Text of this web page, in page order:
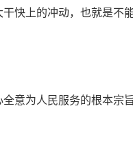
快上的冲动，也就是不
意为人民服务的根本宗